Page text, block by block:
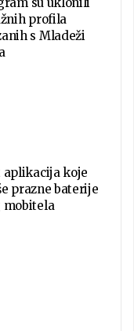
profila
s Mladeži
aplikacija koje
prazne baterije
mobitela